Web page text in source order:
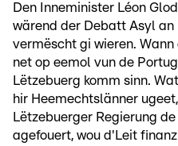
Den Inneminister Léon
wärend der Debatt Asyl
vermëscht gi wieren.
net op eemol vun de
Lëtzebuerg komm sinn.
hir Heemechtslänner
Lëtzebuerger Regierung
agefouert, wou d'Leit